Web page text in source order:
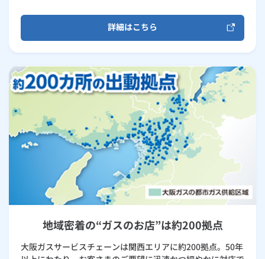
詳細はこちら
地域密着の“ガスのお店”は約200拠点
大阪ガスサービスチェーンは関西エリアに約200拠点。50年